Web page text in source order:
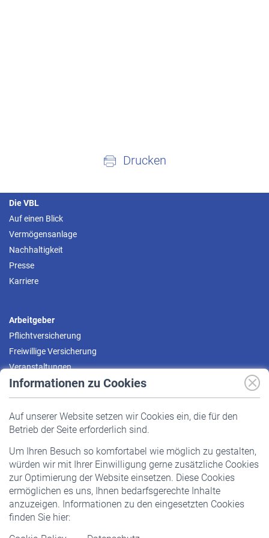
Informationen zu Cookies
Auf unserer Website setzen wir Cookies ein, die für den
Betrieb der Seite erforderlich sind.
Um Ihren Besuch so komfortabel wie möglich zu gestalten,
würden wir mit Ihrer Einwilligung gerne zusätzliche Cookies
zur Optimierung der Website einsetzen. Diese Cookies
ermöglichen es uns, Ihnen bedarfsgerechte Inhalte
anzuzeigen. Informationen zu den eingesetzten Cookies
finden Sie hier:
Drucken
Die VBL
Auf einen Blick
Vermögensanlage
Nachhaltigkeit
Presse
Karriere
Arbeitgeber
Pflichtversicherung
Freiwillige Versicherung
Veranstaltungen
Pflichtversicherung
Staatliche Förderung
Veranstaltungen
Rentner
Rentenbeginn